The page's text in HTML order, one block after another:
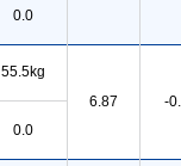
0.0
55.5kg
6.87
-
0.0